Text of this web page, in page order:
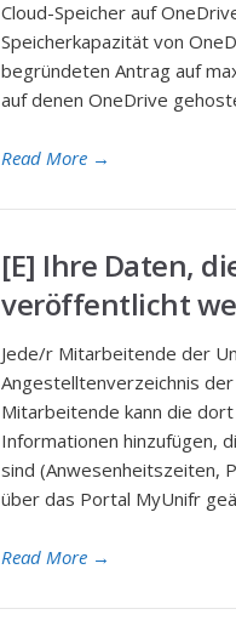
Cloud-Speicher auf
Speicherkapazität von
begründeten Antrag auf
auf denen OneDrive
Read More →
[E] Ihre Daten,
veröffentlicht
Jede/r Mitarbeitende der
Angestelltenverzeichnis
Mitarbeitende kann die
Informationen hinzufügen,
sind (Anwesenheitszeiten,
über das Portal MyUnifr
Read More →